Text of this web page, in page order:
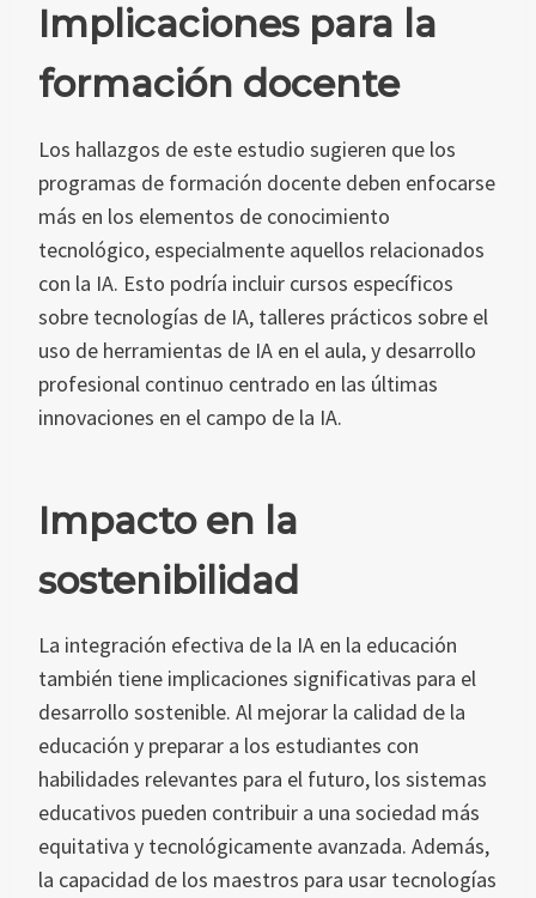
Implicaciones para la
formación docente
Los hallazgos de este estudio sugieren que los
programas de formación docente deben enfocarse
más en los elementos de conocimiento
tecnológico, especialmente aquellos relacionados
con la IA. Esto podría incluir cursos específicos
sobre tecnologías de IA, talleres prácticos sobre el
uso de herramientas de IA en el aula, y desarrollo
profesional continuo centrado en las últimas
innovaciones en el campo de la IA.
Impacto en la
sostenibilidad
La integración efectiva de la IA en la educación
también tiene implicaciones significativas para el
desarrollo sostenible. Al mejorar la calidad de la
educación y preparar a los estudiantes con
habilidades relevantes para el futuro, los sistemas
educativos pueden contribuir a una sociedad más
equitativa y tecnológicamente avanzada. Además,
la capacidad de los maestros para usar tecnologías